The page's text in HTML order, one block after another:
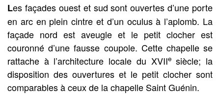
Les façades ouest et sud sont ouvertes d’une porte
en arc en plein cintre et d’un oculus à l’aplomb. La
façade nord est aveugle et le petit clocher est
couronné d’une fausse coupole. Cette chapelle se
rattache à l’architecture locale du XVIIe siècle; la
disposition des ouvertures et le petit clocher sont
comparables à ceux de la chapelle Saint Guénin.